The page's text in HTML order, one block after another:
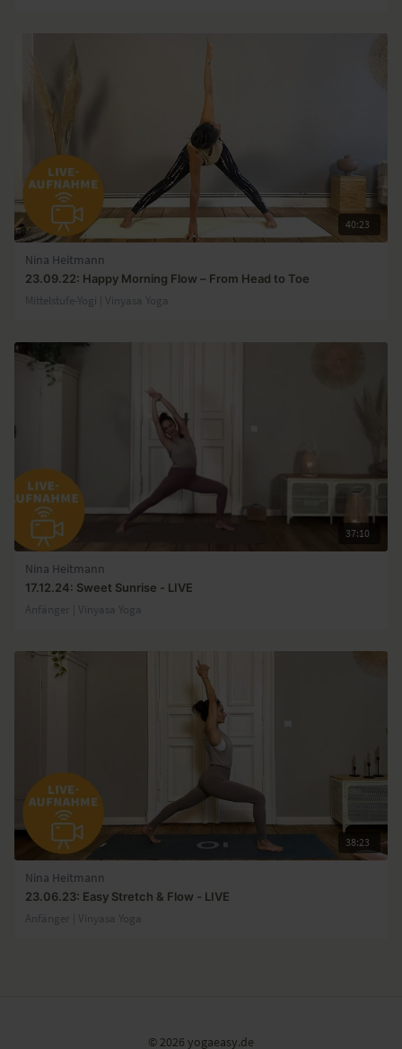
40:23
Nina Heitmann
23.09.22: Happy Morning Flow – From Head to Toe
Mittelstufe-Yogi | Vinyasa Yoga
37:10
Nina Heitmann
17.12.24: Sweet Sunrise - LIVE
Anfänger | Vinyasa Yoga
38:23
Nina Heitmann
23.06.23: Easy Stretch & Flow - LIVE
Anfänger | Vinyasa Yoga
© 2026 yogaeasy.de